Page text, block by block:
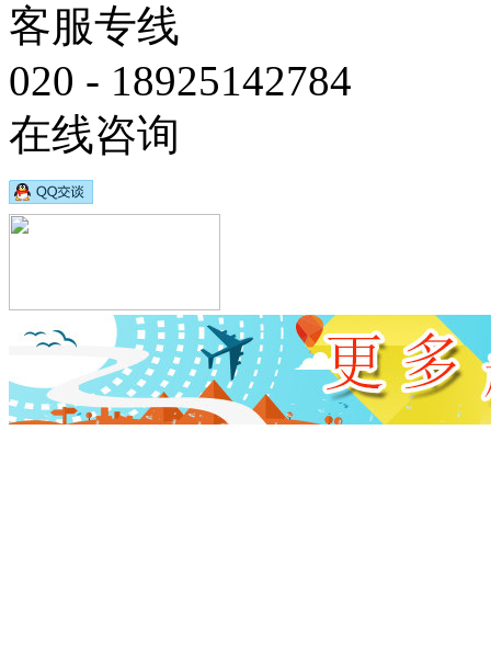
客服专线
020 - 18925142784
在线咨询